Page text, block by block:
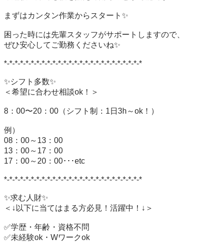
まずはカンタン作業からスタート✨
困った時には先輩スタッフがサポートしますので、
ぜひ安心してご勤務くださいね✨
*-*-*-*-*-*-*-*-*-*-*-*-*-*-*-*-*-*-*-*-*-*-*-*-*-*
✨シフト多数✨
＜希望に合わせ相談ok！＞
8：00〜20：00（シフト制：1日3h～ok！）
例）
08：00～13：00
13：00～17：00
17：00～20：00･･･etc
*-*-*-*-*-*-*-*-*-*-*-*-*-*-*-*-*-*-*-*-*-*-*-*-*-*
✨求む人財✨
＜↓以下に当てはまる方必見！活躍中！↓＞
✅学歴・年齢・資格不問
✅未経験ok・Wワークok